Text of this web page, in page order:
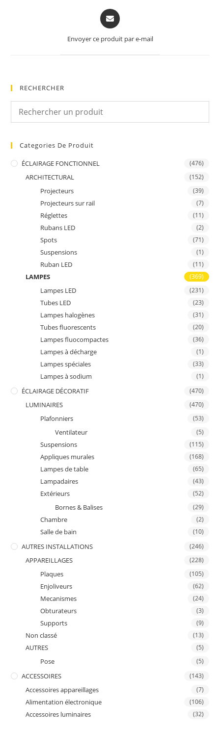
Opens
in
new
Envoyer ce produit par e-mail
RECHERCHER
Categories De Produit
ÉCLAIRAGE FONCTIONNEL (476)
ARCHITECTURAL (152)
Projecteurs (39)
Projecteurs sur rail (7)
Réglettes (11)
Rubans LED (2)
Spots (71)
Suspensions (1)
Ruban LED (11)
LAMPES (369)
Lampes LED (231)
Tubes LED (23)
Lampes halogènes (31)
Tubes fluorescents (20)
Lampes fluocompactes (36)
Lampes à décharge (1)
Lampes spéciales (33)
Lampes à sodium (1)
ÉCLAIRAGE DÉCORATIF (470)
LUMINAIRES (470)
Plafonniers (53)
Ventilateur (5)
Suspensions (115)
Appliques murales (168)
Lampes de table (65)
Lampadaires (43)
Extérieurs (52)
Bornes & Balises (29)
Chambre (2)
Salle de bain (10)
AUTRES INSTALLATIONS (246)
APPAREILLAGES (228)
Plaques (105)
Enjoliveurs (62)
Mecanismes (24)
Obturateurs (3)
Supports (9)
Non classé (13)
AUTRES (5)
Pose (5)
ACCESSOIRES (143)
Accessoires appareillages (7)
Alimentation électronique (106)
Accessoires luminaires (32)